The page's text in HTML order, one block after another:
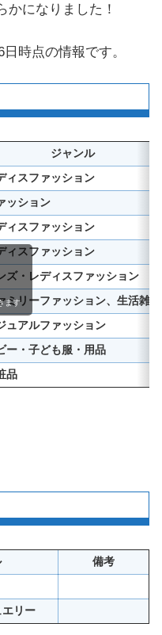
かになりました！
時点の情報です。
ジャンル
ィスファッション
ッション
ィスファッション
ィスファッション
ズ・レディスファッション
ミリーファッション、生活雑貨
ュアルファッション
ー・子ども服・用品
品
ます
備考
エリー